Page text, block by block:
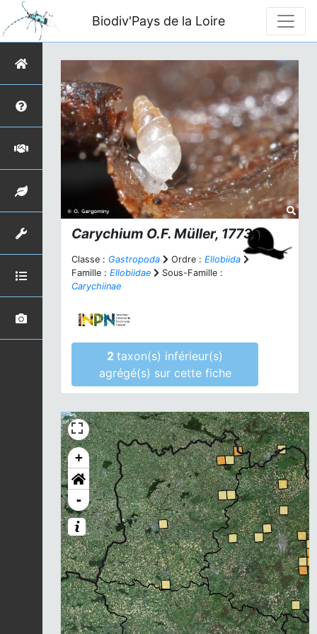
Biodiv'Pays de la Loire
Carychium O.F. Müller, 1773
Classe : Gastropoda Ordre : Ellobiida
Famille : Ellobiidae
Sous-Famille :
Carychiinae
2taxon(s) inférieur(s)
agrégé(s) sur cette fiche
+
-